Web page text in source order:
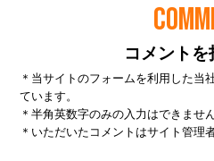
コメントを
＊当サイトのフォームを利用した当
ています。
＊半角英数字のみの入力はできません
＊いただいたコメントはサイト管理